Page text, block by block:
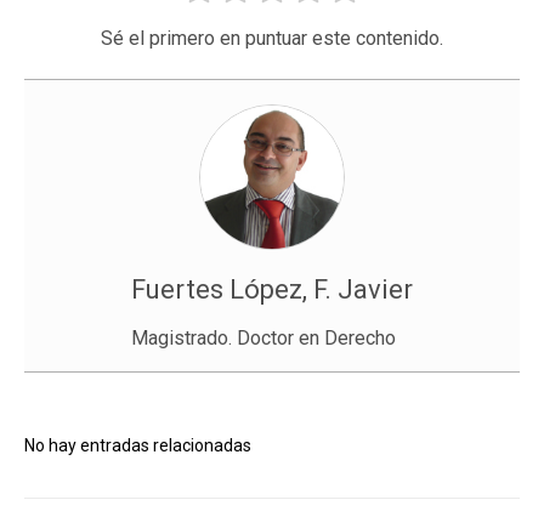
Sé el primero en puntuar este contenido.
Fuertes López, F. Javier
Magistrado. Doctor en Derecho
No hay entradas relacionadas